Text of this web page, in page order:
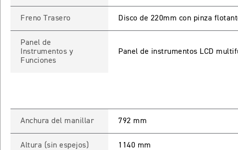
Freno Trasero Disco de 220mm con pinza
Panel de
Instrumentos y
Funciones
Panel de instrumentos LCD
Anchura del manillar 792 mm
Altura (sin espejos) 1140 mm